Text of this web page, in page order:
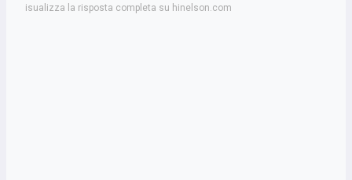
isualizza la risposta completa su hinelson.com